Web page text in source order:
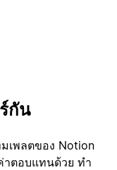
กัน
เพลตของ Notion
าตอบแทนด้วย ทำ